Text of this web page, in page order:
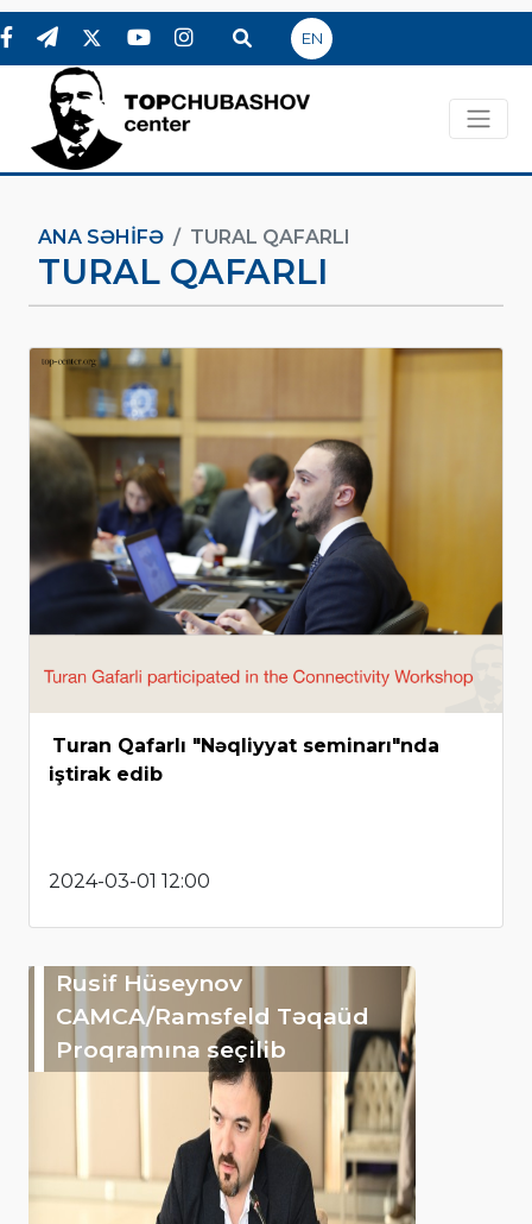
EN
ANA SƏHIFƏ TURAL QAFARLI
TURAL QAFARLI
Turan Qafarlı "Nəqliyyat seminarı"nda
iştirak edib
2024-03-01 12:00
Rusif Hüseynov
CAMCA/Ramsfeld Təqaüd
Proqramına seçilib